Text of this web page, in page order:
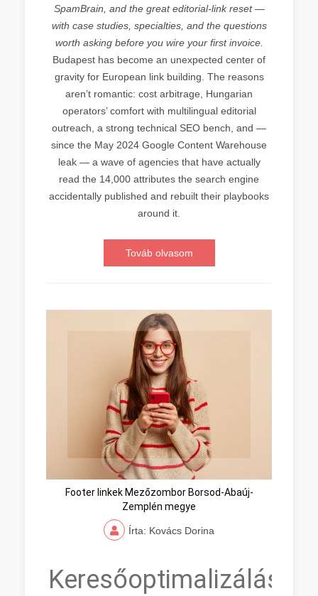
SpamBrain, and the great editorial-link reset —
with case studies, specialties, and the questions
worth asking before you wire your first invoice.
Budapest has become an unexpected center of
gravity for European link building. The reasons
aren’t romantic: cost arbitrage, Hungarian
operators’ comfort with multilingual editorial
outreach, a strong technical SEO bench, and —
since the May 2024 Google Content Warehouse
leak — a wave of agencies that have actually
read the 14,000 attributes the search engine
accidentally published and rebuilt their playbooks
around it.
Továb olvasom
Footer linkek Mezőzombor Borsod-Abaúj-
Zemplén megye
Írta: Kovács Dorina
Keresőoptimalizálás,